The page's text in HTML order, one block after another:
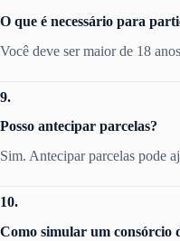
O que é necessário para
Você deve ser maior de 18
9.
Posso antecipar parcelas?
Sim. Antecipar parcelas pode
10.
Como simular um consórcio